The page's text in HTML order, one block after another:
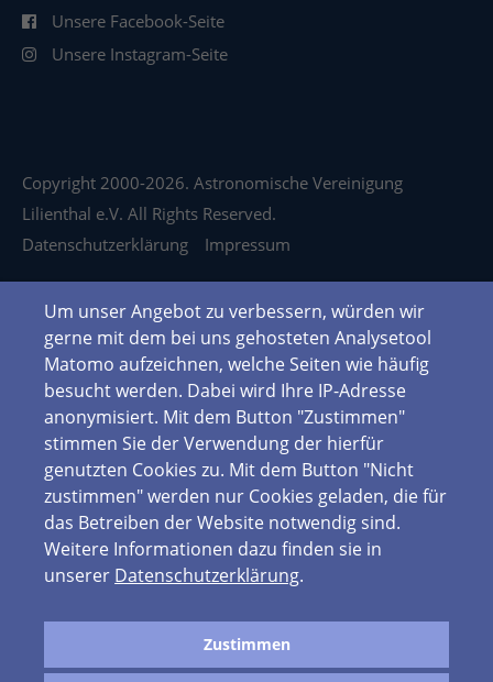
Unsere Facebook-Seite
Unsere Instagram-Seite
Copyright 2000-2026. Astronomische Vereinigung
Lilienthal e.V. All Rights Reserved.
Datenschutzerklärung
Impressum
Um unser Angebot zu verbessern, würden wir
gerne mit dem bei uns gehosteten Analysetool
Matomo aufzeichnen, welche Seiten wie häufig
besucht werden. Dabei wird Ihre IP-Adresse
anonymisiert. Mit dem Button "Zustimmen"
stimmen Sie der Verwendung der hierfür
genutzten Cookies zu. Mit dem Button "Nicht
zustimmen" werden nur Cookies geladen, die für
das Betreiben der Website notwendig sind.
Weitere Informationen dazu finden sie in
unserer Datenschutzerklärung.
Zustimmen